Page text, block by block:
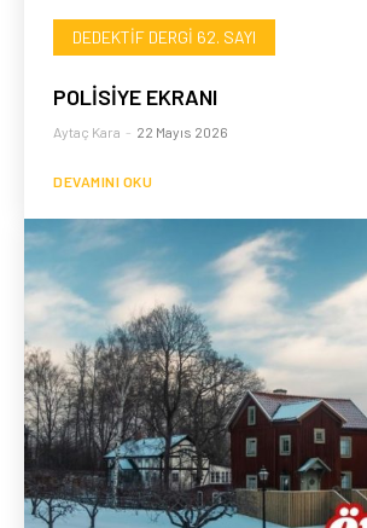
DEDEKTIF DERGI 62. SAYI
POLİSİYE EKRANI
Aytaç Kara - 22 Mayıs 2026
DEVAMINI OKU